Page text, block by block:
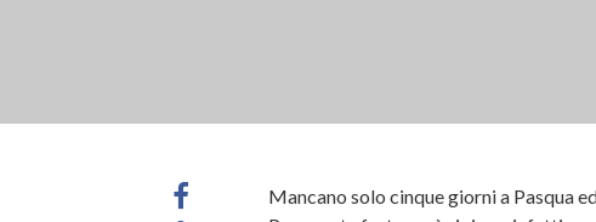
Mancano solo cinque giorni a Pasqua